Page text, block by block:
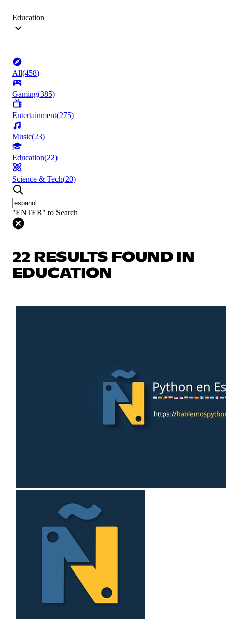
Education
All(458)
Gaming(385)
Entertainment(275)
Music(23)
Education(22)
Science & Tech(20)
"ENTER" to Search
22 RESULTS FOUND IN
EDUCATION